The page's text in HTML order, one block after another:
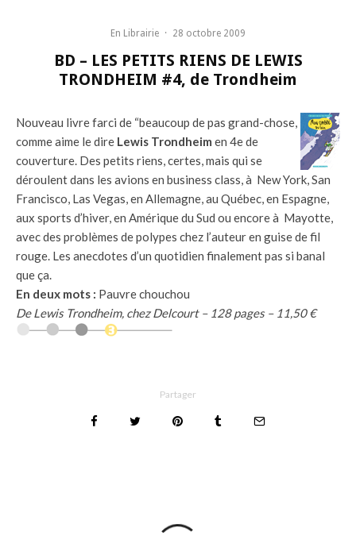
En Librairie · 28 octobre 2009
BD – LES PETITS RIENS DE LEWIS
TRONDHEIM #4, de Trondheim
Nouveau livre farci de “beaucoup de pas grand-chose,
comme aime le dire Lewis Trondheim en 4e de
couverture. Des petits riens, certes, mais qui se
déroulent dans les avions en business class, à New York, San
Francisco, Las Vegas, en Allemagne, au Québec, en Espagne,
aux sports d’hiver, en Amérique du Sud ou encore à Mayotte,
avec des problèmes de polypes chez l’auteur en guise de fil
rouge. Les anecdotes d’un quotidien finalement pas si banal
que ça.
En deux mots : Pauvre chouchou
De Lewis Trondheim, chez Delcourt – 128 pages – 11,50 €
Partager